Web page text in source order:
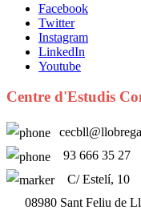
Facebook
Twitter
Instagram
LinkedIn
Youtube
Centre d'Estudis
93 666 35 27
C/ Estelí, 10
08980 Sant Feliu de